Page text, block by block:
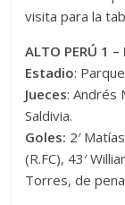
visita para la
ALTO PERÚ 1 –
Estadio:
Jueces: Andrés
Saldivia.
Goles: 2′
(R.FC), 43′
Torres, de